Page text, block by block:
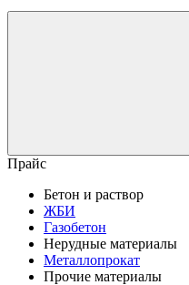
Прайс
Бетон и раствор
ЖБИ
Газобетон
Нерудные материалы
Металлопрокат
Прочие материалы